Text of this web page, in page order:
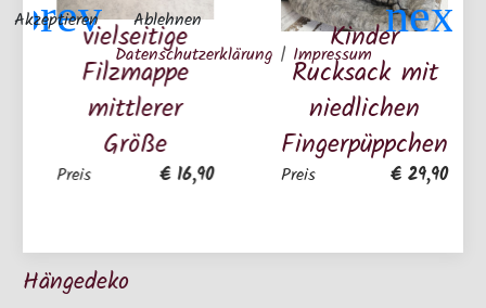
vielseitige
Filzmappe
mittlerer
Größe
Preis € 16,90
Kinder
Rucksack mit
niedlichen
Fingerpüppchen
Preis € 29,90
Hängedeko
Akzeptieren
Ablehnen
Datenschutzerklärung | Impressum